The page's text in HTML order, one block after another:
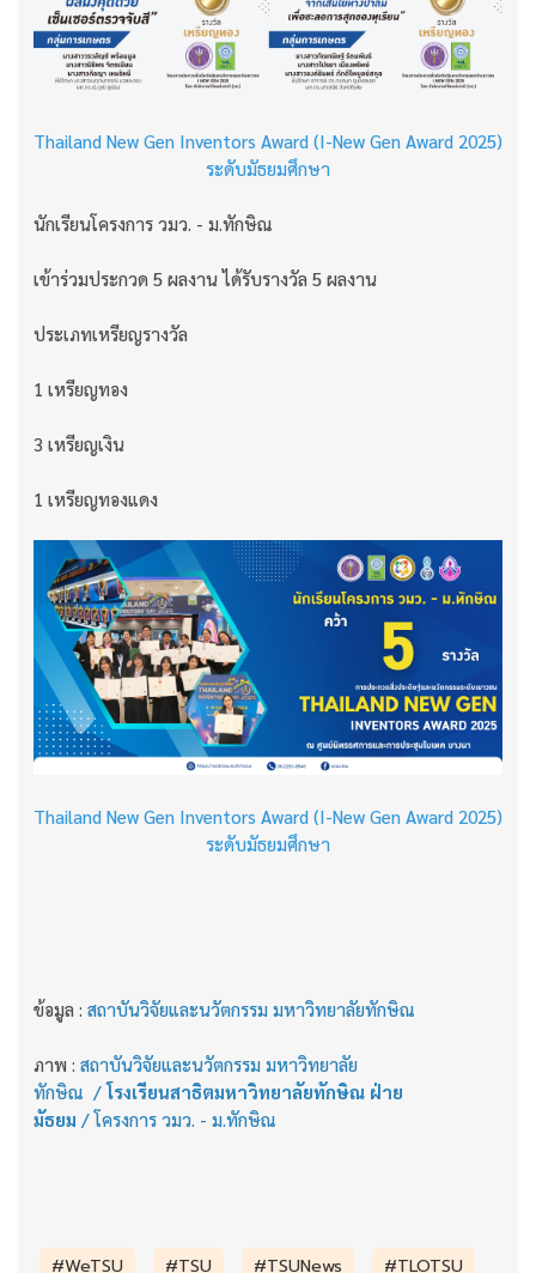
Thailand New Gen Inventors Award (I-New Gen Award 2025)
ระดับมัธยมศึกษา
นักเรียนโครงการ วมว. - ม.ทักษิณ
เข้าร่วมประกวด 5 ผลงาน ได้รับรางวัล 5 ผลงาน
ประเภทเหรียญรางวัล
1 เหรียญทอง
3 เหรียญเงิน
1 เหรียญทองแดง
Thailand New Gen Inventors Award (I-New Gen Award 2025)
ระดับมัธยมศึกษา
ข้อมูล : สถาบันวิจัยและนวัตกรรม มหาวิทยาลัยทักษิณ
ภาพ : สถาบันวิจัยและนวัตกรรม มหาวิทยาลัย
ทักษิณ /โรงเรียนสาธิตมหาวิทยาลัยทักษิณ ฝ่าย
มัธยม /โครงการ วมว. - ม.ทักษิณ
#WeTSU #TSU #TSUNews #TLOTSU